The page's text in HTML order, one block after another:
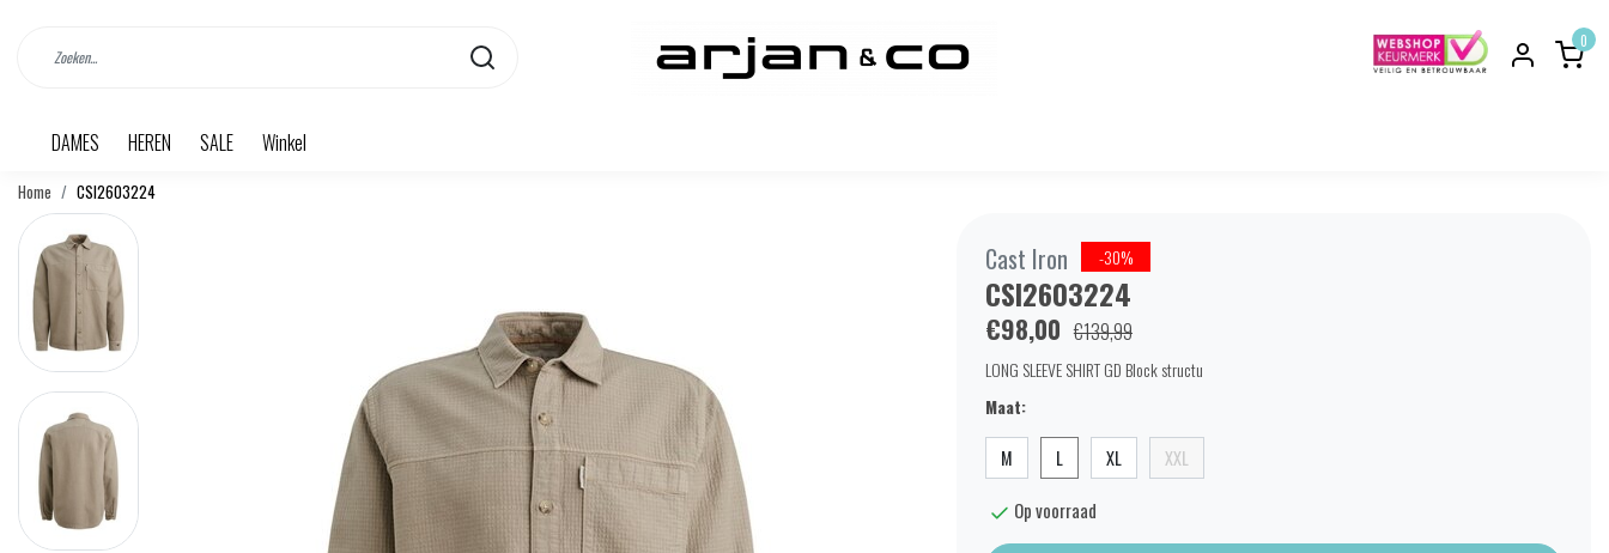
0
DAMES HEREN SALE Winkel
Home CSI2603224
Cast Iron -30%
CSI2603224
€98,00 €139,99
LONG SLEEVE SHIRT GD Block structu
Maat:
M L XL XXL
Op voorraad